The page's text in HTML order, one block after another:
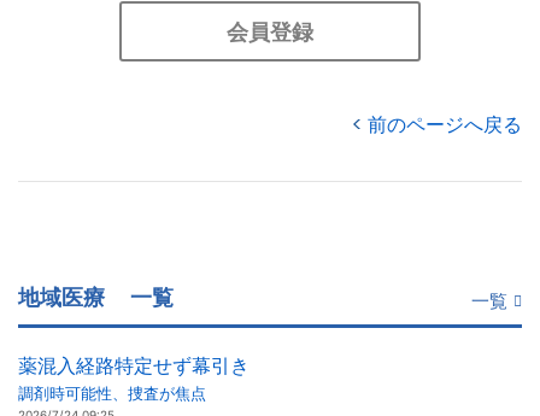
会員登録
前のページへ戻る
地域医療 一覧 一覧
薬混入経路特定せず幕引き
調剤時可能性、捜査が焦点